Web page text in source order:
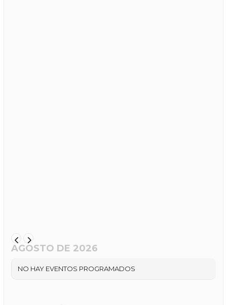
AGOSTO DE 2026
NO HAY EVENTOS PROGRAMADOS